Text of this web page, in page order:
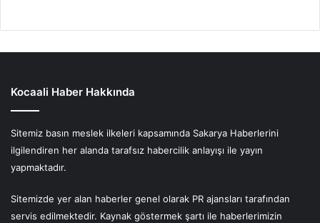
Kocaali Haber Hakkında
Sitemiz basın meslek ilkeleri kapsamında Sakarya Haberlerini
ilgilendiren her alanda tarafsız habercilik anlayışı ile yayın
yapmaktadır.
Sitemizde yer alan haberler genel olarak PR ajansları tarafından
servis edilmektedir. Kaynak göstermek şartı ile haberlerimizin